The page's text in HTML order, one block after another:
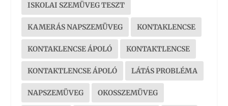
ISKOLAI SZEMÜVEG TESZT
KAMERÁS NAPSZEMÜVEG KONTAKLENCSE
KONTAKLENCSE ÁPOLÓ KONTAKTLENCSE
KONTAKTLENCSE ÁPOLÓ LÁTÁS PROBLÉMA
NAPSZEMÜVEG OKOSSZEMÜVEG